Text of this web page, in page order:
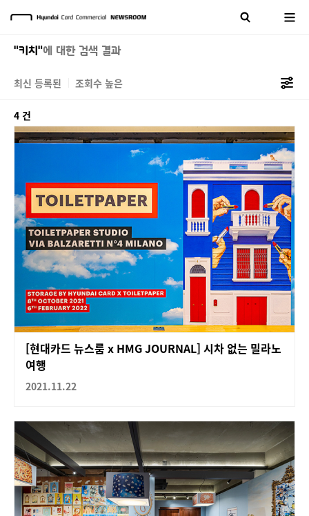
"키치"에 대한 검색 결과
최신 등록된 조회수 높은
4 건
[현대카드 뉴스룸 x HMG JOURNAL] 시차 없는 밀라노
여행
2021.11.22